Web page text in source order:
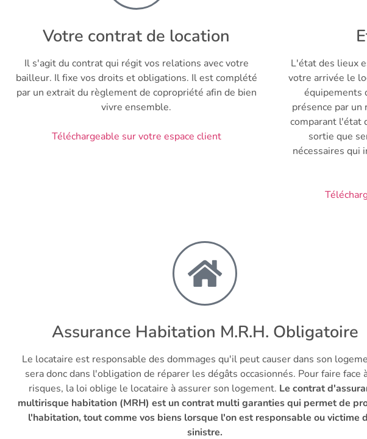
Votre contrat de location
Il s'agit du contrat qui régit vos relations avec votre
bailleur. Il fixe vos droits et obligations. Il est complété
par un extrait du règlement de copropriété afin de bien
vivre ensemble.
Téléchargeable sur votre espace client
L'état des lieux
votre arrivée le
équipements
présence par un
comparant l'état
sortie que
nécessaires qui
Assurance Habitation M.R.H. Obligatoire
Le locataire est responsable des dommages qu'il peut causer dans son
sera donc dans l'obligation de réparer les dégâts occasionnés. Pour faire face
risques, la loi oblige le locataire à assurer son logement. Le contrat
multirisque habitation (MRH) est un contrat multi garanties qui permet de
l'habitation, tout comme vos biens lorsque l'on est responsable ou victime
sinistre.